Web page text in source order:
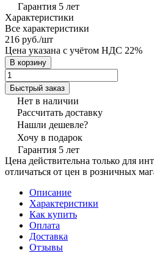
Гарантия 5 лет
Характеристики
Все характеристики
216 руб./шт
Цена указана с учётом НДС 22%
В корзину
Быстрый заказ
Нет в наличии
Рассчитать доставку
Нашли дешевле?
Хочу в подарок
Гарантия 5 лет
Цена действительна только для
отличаться от цен в розничных
Описание
Характеристики
Как купить
Оплата
Доставка
Отзывы